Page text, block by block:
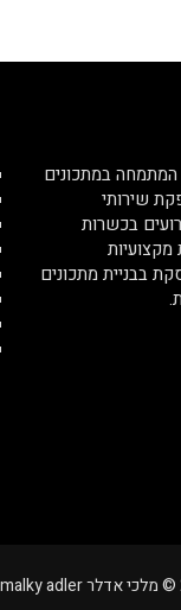
המתמחה במתכונים
שירותי
בכשרות
בבניית מתכונים